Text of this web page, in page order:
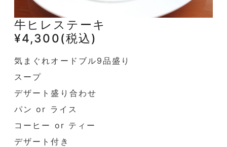
牛ヒレステーキ
¥4,300(税込)
気まぐれオードブル9品盛り
スープ
デザート盛り合わせ
パン or ライス
コーヒー or ティー
デザート付き